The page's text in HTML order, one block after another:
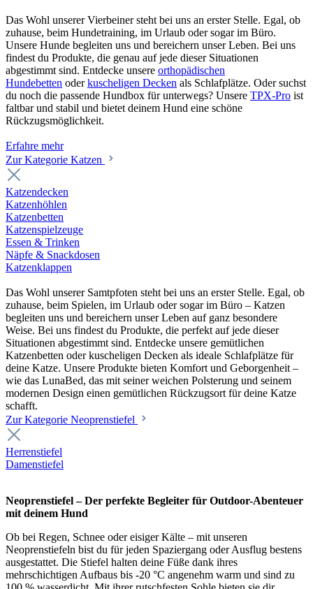
Das Wohl unserer Vierbeiner steht bei uns an erster Stelle. Egal, ob
zuhause, beim Hundetraining, im Urlaub oder sogar im Büro.
Unsere Hunde begleiten uns und bereichern unser Leben. Bei uns
findest du Produkte, die genau auf jede dieser Situationen
abgestimmt sind. Entdecke unsere orthopädischen
Hundebetten oderkuscheligen Decken als Schlafplätze. Oder suchst
du noch die passende Hundbox für unterwegs? Unsere TPX-Pro ist
faltbar und stabil und bietet deinem Hund eine schöne
Rückzugsmöglichkeit.
Erfahre mehr
Zur Kategorie Katzen
Katzendecken
Katzenhöhlen
Katzenbetten
Katzenspielzeuge
Essen & Trinken
Näpfe & Snackdosen
Katzenklappen
Das Wohl unserer Samtpfoten steht bei uns an erster Stelle. Egal, ob
zuhause, beim Spielen, im Urlaub oder sogar im Büro – Katzen
begleiten uns und bereichern unser Leben auf ganz besondere
Weise. Bei uns findest du Produkte, die perfekt auf jede dieser
Situationen abgestimmt sind. Entdecke unsere gemütlichen
Katzenbetten oder kuscheligen Decken als ideale Schlafplätze für
deine Katze. Unsere Produkte bieten Komfort und Geborgenheit –
wie das LunaBed, das mit seiner weichen Polsterung und seinem
modernen Design einen gemütlichen Rückzugsort für deine Katze
schafft.
Zur Kategorie Neoprenstiefel
Herrenstiefel
Damenstiefel
Neoprenstiefel – Der perfekte Begleiter für Outdoor-Abenteuer
mit deinem Hund
Ob bei Regen, Schnee oder eisiger Kälte – mit unseren
Neoprenstiefeln bist du für jeden Spaziergang oder Ausflug bestens
ausgestattet. Die Stiefel halten deine Füße dank ihres
mehrschichtigen Aufbaus bis -20 °C angenehm warm und sind zu